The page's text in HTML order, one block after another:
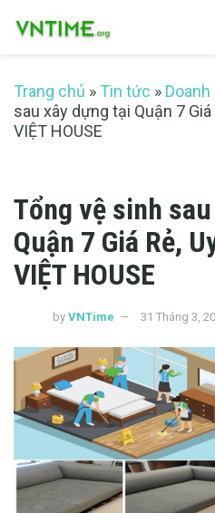
Trang chủ » Tin tức »
sau xây dựng tại Quận 7 Giá
VIỆT HOUSE
Tổng vệ sinh
Quận 7 Giá Rẻ,
VIỆT HOUSE
by VNTime 31 Tháng 3,